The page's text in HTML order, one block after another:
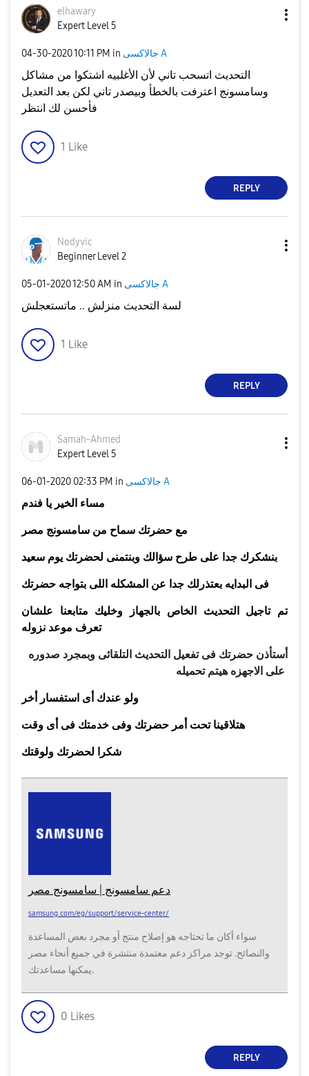
elhawary
Expert Level 5
‎04-30-202010:11 PM in جالاكسى A
التحديث اتسحب تاني لأن الأغلبيه اشتكوا من مشاكل
وسامسونج اعترفت بالخطأ وبيصدر تاني لكن بعد التعديل
فأحسن لك انتظر
1 Like
REPLY
Nodyvic
Beginner Level 2
‎05-01-202012:50 AM in جالاكسى A
لسة التحديث منزلش .. ماتستعجلش
1 Like
REPLY
Samah-Ahmed
Expert Level 5
‎06-01-2020 02:33 PM in
جالاكسى A
مساء الخير يا فندم
مع حضرتك سماح من سامسونج مصر
بنشكرك جدا على طرح سؤالك وبنتمنى لحضرتك يوم سعيد
فى البدايه بعتذرلك جدا عن المشكله اللى بتواجه حضرتك
تم تاجيل التحديث الخاص بالجهاز وخليك متابعنا علشان
تعرف موعد نزوله
أستأذن حضرتك فى تفعيل التحديث التلقائى وبمجرد صدوره
ولو عندك أى استفسار أخر
هتلاقينا تحت أمر حضرتك وفى خدمتك فى أى وقت
شكرا لحضرتك ولوقتك
دعم سامسونج | سامسونج مصر
samsung.com/eg/support/service-center/
سواء أكان ما تحتاجه هو إصلاح منتج أو مجرد بعض المساعدة
والنصائح. توجد مراكز دعم معتمدة منتشرة في جميع أنحاء مصر
يمكنها مساعدتك.
0 Likes
REPLY